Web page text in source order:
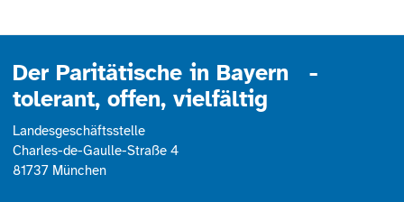
Management Platform
Der Paritätische in Bayern -
tolerant, offen, vielfältig
Landesgeschäftsstelle
Charles-de-Gaulle-Straße 4
81737 München